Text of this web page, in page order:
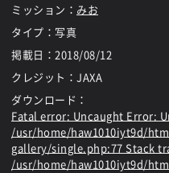
ミッション： みお
タイプ：写真
掲載日： 2018/08/12
クレジット：JAXA
ダウンロード：
Fatal error: Uncaught Error:
/usr/home/haw1010iyt9d/
gallery/single.php:77 Stack
/usr/home/haw1010iyt9d/